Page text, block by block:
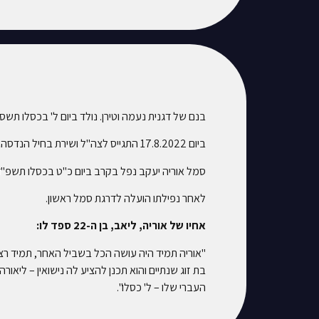
בנם של דגנית נעמה וטירן. נולד ביום ל' בכסלו תשס"ד (25.12.2003) באשקלון. אח לליאב, אביה,
ביום 17.8.2022 התגייס לצה"ל ושירת בחיל הנדסה.
סמל אוריה יעקב נפל בקרב ביום כ"ט בכסלו תשפ"ד (12.12.2023). בן עשרים בנופלו. הוא הובא למנוחות בבית העלמין הצבאי באשקלון. הותיר אחריו הורים
לאחר נפילתו הועלה לדרגת סמל ראשון.
אחיו של אוריה, ליאב, בן ה-22 ספד לו:
"אוריה תמיד היה עושה הכל בשביל האחר, תמיד
בת זוג שנתיים והוא תכנן להציע לה נישואין –
העברי שלו – ל' כסלו".